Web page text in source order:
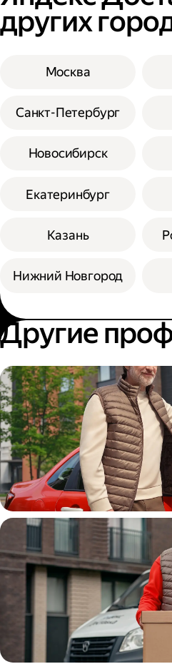
других
Москва
Санкт-Петербург
Новосибирск
Екатеринбург
Казань
Нижний Новгород
Другие
Автокурьер